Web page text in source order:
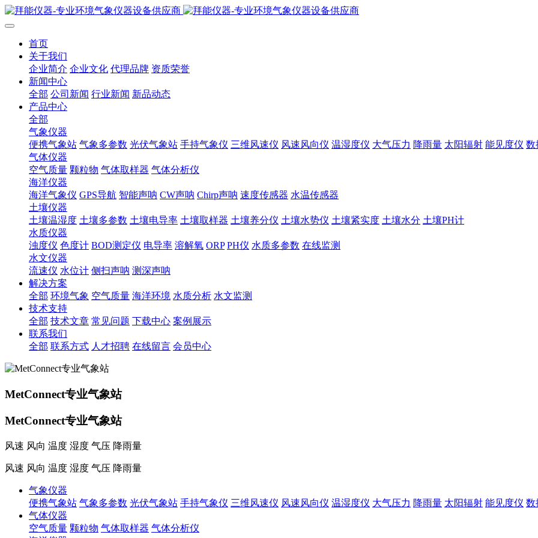
首页
关于我们
企业简介 企业文化 代理品牌 资质荣誉
新闻中心
全部 公司新闻 行业新闻 新品动态
产品中心
全部
气象仪器
便携气象站 气象多参数 光伏气象站 手持气象仪 三维风速仪 风速风向仪 温湿度仪 大气压力 降雨量 太阳辐射 能见度仪 数
气体仪器
空气质量 颗粒物 气体取样器 气体分析仪
海洋仪器
海洋气象仪 GPS导航 智能声呐 CW声呐 Chirp声呐 速度传感器 水温传感器
土壤仪器
土壤温湿度 土壤多参数 土壤电导率 土壤取样器 土壤养分仪 土壤水势仪 土壤紧实度 土壤水分 土壤PH计
水质仪器
浊度仪 色度计 BOD测定仪 电导率 溶解氧 ORP PH仪 水质多参数 在线监测
水文仪器
流速仪 水位计 侧扫声呐 测深声呐
解决方案
全部 环境气象 空气质量 海洋环境 水质分析 水文监测
技术支持
全部 技术文章 常见问题 下载中心 案例展示
联系我们
全部 联系方式 人才招聘 在线留言 会员中心
MetConnect专业气象站
MetConnect专业气象站
风速 风向 温度 湿度 气压 降雨量
风速 风向 温度 湿度 气压 降雨量
气象仪器
便携气象站 气象多参数 光伏气象站 手持气象仪 三维风速仪 风速风向仪 温湿度仪 大气压力 降雨量 太阳辐射 能见度仪 数
气体仪器
空气质量 颗粒物 气体取样器 气体分析仪